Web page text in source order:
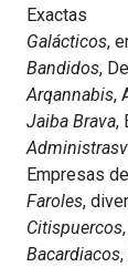
Exactas
Galácticos,
Bandidos,
Arqannabis,
Jaiba Brava,
Empresas
Faroles,
Citispuercos
Bacardiacos